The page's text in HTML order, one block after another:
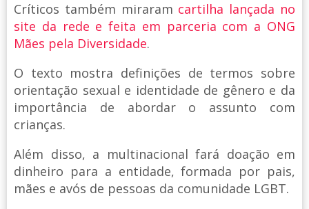
Críticos também miraram cartilha lançada no
site da rede e feita em parceria com a ONG
Mães pela Diversidade.
O texto mostra definições de termos sobre
orientação sexual e identidade de gênero e da
importância de abordar o assunto com
crianças.
Além disso, a multinacional fará doação em
dinheiro para a entidade, formada por pais,
mães e avós de pessoas da comunidade LGBT.